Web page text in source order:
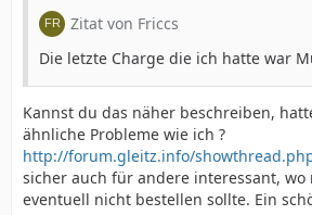
Zitat von Friccs
Die letzte Charge die ich hatte war
Kannst du das näher beschreiben,
ähnliche Probleme wie ich ?
http://forum.gleitz.info/
sicher auch für andere interessant, wo
eventuell nicht bestellen sollte. Ein